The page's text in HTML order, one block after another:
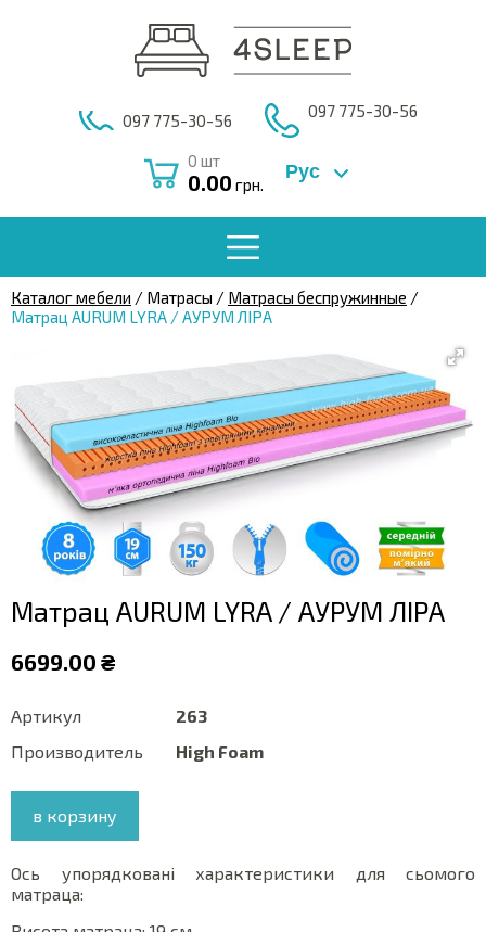
097 775-30-56 097 775-30-56
0 шт
0.00 грн.
Рус
Каталог мебели / Матрасы / Матрасы беспружинные /
Матрац AURUM LYRA / АУРУМ ЛІРА
Матрац AURUM LYRA / АУРУМ ЛІРА
6699.00 ₴
Артикул
263
Производитель
High Foam
в корзину
Ось упорядковані характеристики для сьомого
матраца: